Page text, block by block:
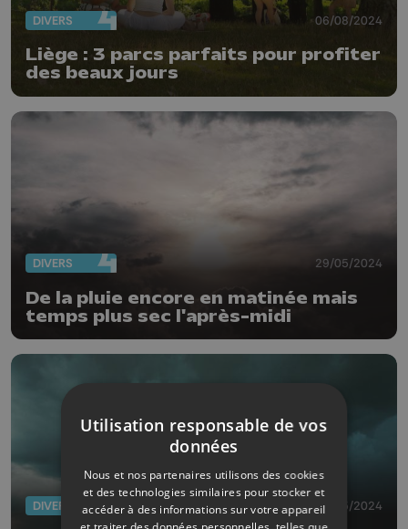
DIVERS 06/08/2024
Liège : 3 parcs parfaits pour profiter
des beaux jours
DIVERS 29/05/2024
De la pluie encore en matinée mais
temps plus sec l'après-midi
DIVERS 15/05/2024
Utilisation responsable de vos
données
Nous et nos partenaires utilisons des cookies
et des technologies similaires pour stocker et
accéder à des informations sur votre appareil